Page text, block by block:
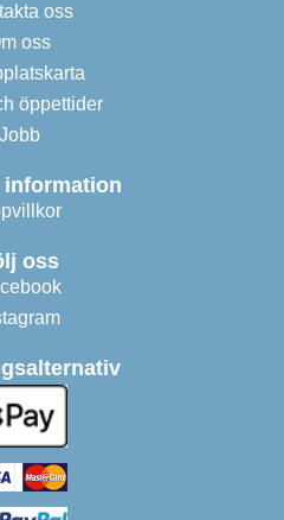
oss
oss
öppettider
Jobb
oss